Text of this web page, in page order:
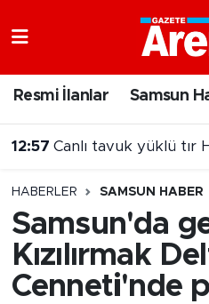
Resmi İlanlar Samsun
12:57 Canlı tavuk yüklü tır Havza
HABERLER SAMSUN HABER
Samsun'da
Kızılırmak
Cenneti'nde
Samsun Namaz
Süper Lig Puan
Tüm Manşetler